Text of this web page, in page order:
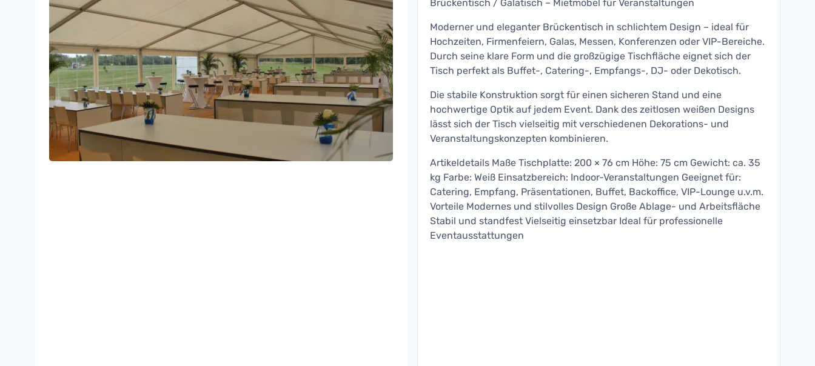
Brückentisch / Galatisch – Mietmöbel für Veranstaltungen
Moderner und eleganter Brückentisch in schlichtem Design – ideal für
Hochzeiten, Firmenfeiern, Galas, Messen, Konferenzen oder VIP-Bereiche.
Durch seine klare Form und die großzügige Tischfläche eignet sich der
Tisch perfekt als Buffet-, Catering-, Empfangs-, DJ- oder Dekotisch.
Die stabile Konstruktion sorgt für einen sicheren Stand und eine
hochwertige Optik auf jedem Event. Dank des zeitlosen weißen Designs
lässt sich der Tisch vielseitig mit verschiedenen Dekorations- und
Veranstaltungskonzepten kombinieren.
Artikeldetails Maße Tischplatte: 200 × 76 cm Höhe: 75 cm Gewicht: ca. 35
kg Farbe: Weiß Einsatzbereich: Indoor-Veranstaltungen Geeignet für:
Catering, Empfang, Präsentationen, Buffet, Backoffice, VIP-Lounge u.v.m.
Vorteile Modernes und stilvolles Design Große Ablage- und Arbeitsfläche
Stabil und standfest Vielseitig einsetzbar Ideal für professionelle
Eventausstattungen